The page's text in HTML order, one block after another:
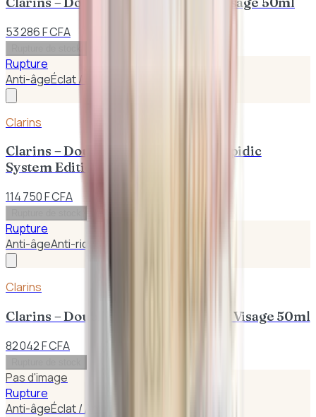
53 286 F CFA
Rupture
Anti-âgeÉclat / Anti-taches
Clarins
Clarins – Double Sérum Hydric & Lipidic
System Edition Deluxe 75 ml
114 750 F CFA
Rupture
Anti-âgeAnti-rides
Clarins
Clarins – Double Sérum Traitement Visage 50ml
82 042 F CFA
Pas d'image
Rupture
Anti-âgeÉclat / Anti-taches